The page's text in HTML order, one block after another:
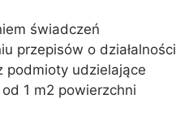
świadczeń
przepisów o działalności
podmioty udzielające
1 m2 powierzchni